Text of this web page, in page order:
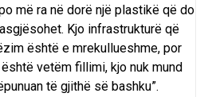
më ra në dorë një plastikë që do
Kjo infrastrukturë që
është e mrekullueshme, por
vetëm fillimi, kjo nuk mund
të gjithë së bashku”.